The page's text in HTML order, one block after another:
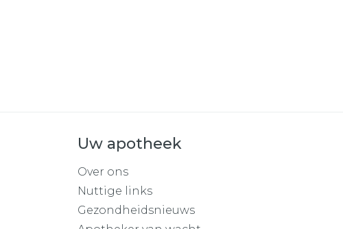
Uw apotheek
Over ons
Nuttige links
Gezondheidsnieuws